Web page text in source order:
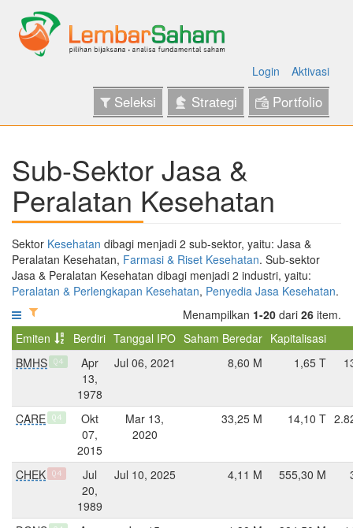
Login Aktivasi
Seleksi Strategi Portfolio
Sub-Sektor Jasa &
Peralatan Kesehatan
Sektor Kesehatan dibagi menjadi 2 sub-sektor, yaitu: Jasa &
Peralatan Kesehatan, Farmasi & Riset Kesehatan. Sub-sektor
Jasa & Peralatan Kesehatan dibagi menjadi 2 industri, yaitu:
Peralatan & Perlengkapan Kesehatan, Penyedia Jasa Kesehatan.
Menampilkan 1-20 dari 26 item.
Emiten
Berdiri Tanggal IPO Saham Beredar Kapitalisasi
BMHS
Q4
Apr
13,
1978
Jul 06, 2021 8,60 M 1,65 T
CARE Q4
Okt
07,
2015
Mar 13,
2020
33,25 M 14,10 T
CHEK Q4
Jul
20,
1989
Jul 10, 2025 4,11 M 555,30 M